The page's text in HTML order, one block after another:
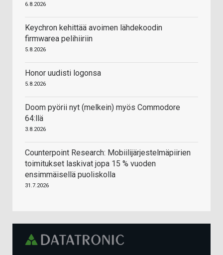
6.8.2026
Keychron kehittää avoimen lähdekoodin
firmwarea pelihiiriin
5.8.2026
Honor uudisti logonsa
5.8.2026
Doom pyörii nyt (melkein) myös Commodore
64:llä
3.8.2026
Counterpoint Research: Mobiilijärjestelmäpiirien
toimitukset laskivat jopa 15 % vuoden
ensimmäisellä puoliskolla
31.7.2026